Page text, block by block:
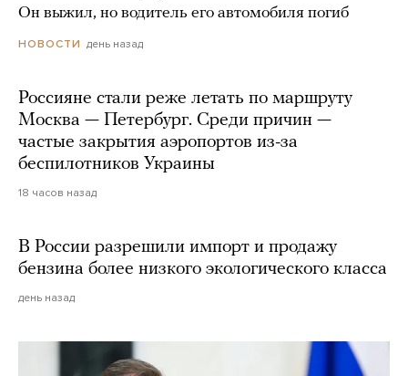
Он выжил, но водитель его автомобиля погиб
НОВОСТИ день назад
Россияне стали реже летать по маршруту
Москва — Петербург. Среди причин —
частые закрытия аэропортов из-за
беспилотников Украины
18 часов назад
В России разрешили импорт и продажу
бензина более низкого экологического класса
день назад